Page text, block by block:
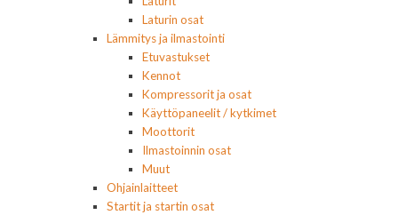
Laturin osat
Lämmitys ja ilmastointi
Etuvastukset
Kennot
Kompressorit ja osat
Käyttöpaneelit / kytkimet
Moottorit
Ilmastoinnin osat
Muut
Ohjainlaitteet
Startit ja startin osat